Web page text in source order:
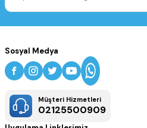
Sosyal Medya
Müşteri Hizmetleri
02125500909